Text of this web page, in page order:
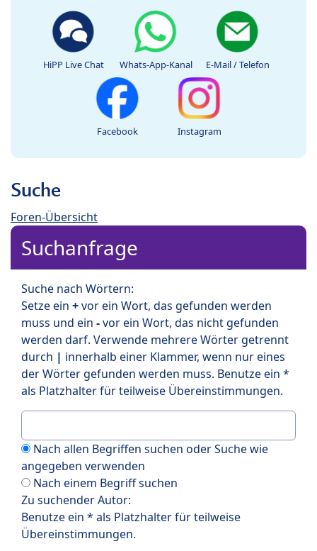
HiPP Live Chat Whats-App-Kanal E-Mail / Telefon
Facebook Instagram
Suche
Foren-Übersicht
Suchanfrage
Suche nach Wörtern:
Setze ein +vor ein Wort, das gefunden werden
muss und ein -vor ein Wort, das nicht gefunden
werden darf. Verwende mehrere Wörter getrennt
durch | innerhalb einer Klammer, wenn nur eines
der Wörter gefunden werden muss. Benutze ein *
als Platzhalter für teilweise Übereinstimmungen.
Nach allen Begriffen suchen oder Suche wie
angegeben verwenden
Nach einem Begriff suchen
Zu suchender Autor:
Benutze ein * als Platzhalter für teilweise
Übereinstimmungen.